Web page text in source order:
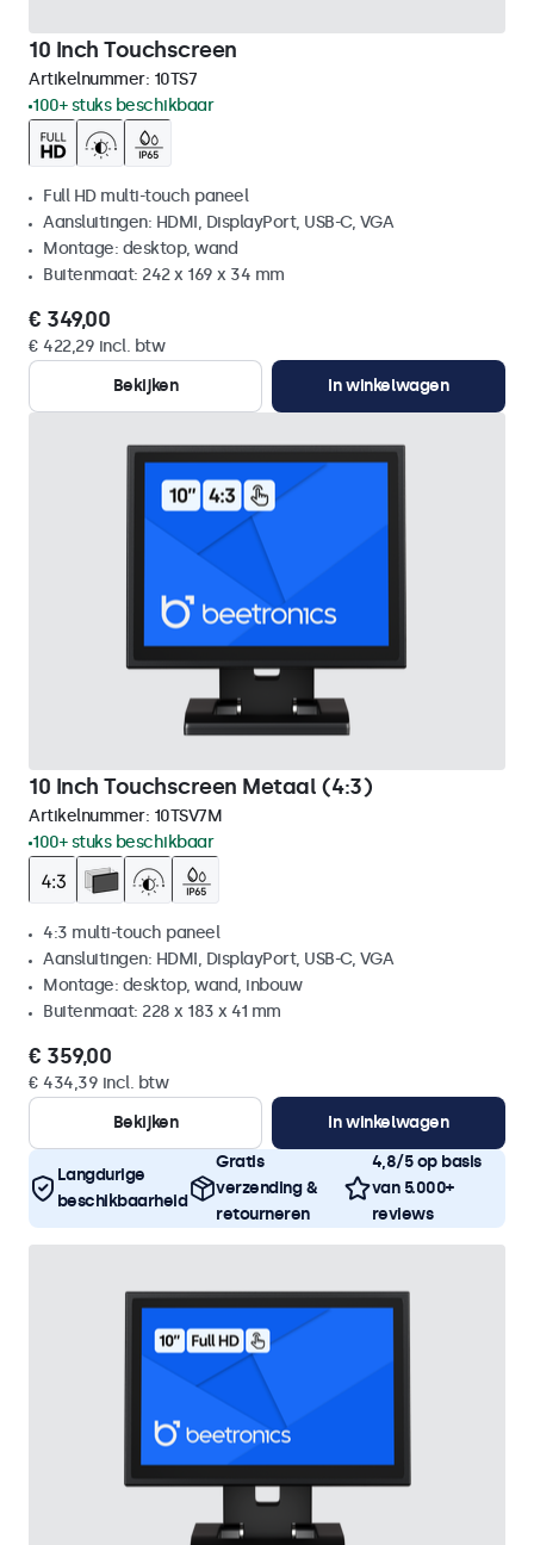
10 Inch Touchscreen
Artikelnummer: 10TS7
100+ stuks beschikbaar
Full HD multi-touch paneel
Aansluitingen: HDMI, DisplayPort, USB-C, VGA
Montage: desktop, wand
Buitenmaat: 242 x 169 x 34 mm
€ 349,00
€ 422,29 incl. btw
Bekijken
In winkelwagen
10 Inch Touchscreen Metaal (4:3)
Artikelnummer: 10TSV7M
100+ stuks beschikbaar
4:3 multi-touch paneel
Aansluitingen: HDMI, DisplayPort, USB-C, VGA
Montage: desktop, wand, inbouw
Buitenmaat: 228 x 183 x 41 mm
€ 359,00
€ 434,39 incl. btw
Bekijken
In winkelwagen
Langdurige
beschikbaarheid
Gratis
verzending &
retourneren
4,8/5 op basis
van 5.000+
reviews